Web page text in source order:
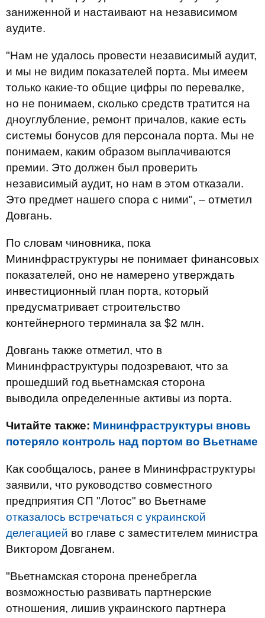
заниженной и настаивают на независимом
аудите.
"Нам не удалось провести независимый аудит,
и мы не видим показателей порта. Мы имеем
только какие-то общие цифры по перевалке,
но не понимаем, сколько средств тратится на
дноуглубление, ремонт причалов, какие есть
системы бонусов для персонала порта. Мы не
понимаем, каким образом выплачиваются
премии. Это должен был проверить
независимый аудит, но нам в этом отказали.
Это предмет нашего спора с ними", – отметил
Довгань.
По словам чиновника, пока
Мининфраструктуры не понимает финансовых
показателей, оно не намерено утверждать
инвестиционный план порта, который
предусматривает строительство
контейнерного терминала за $2 млн.
Довгань также отметил, что в
Мининфраструктуры подозревают, что за
прошедший год вьетнамская сторона
выводила определенные активы из порта.
Читайте также: Мининфраструктуры вновь
потеряло контроль над портом во Вьетнаме
Как сообщалось, ранее в Мининфраструктуры
заявили, что руководство совместного
предприятия СП "Лотос" во Вьетнаме
отказалось встречаться с украинской
делегацией во главе с заместителем министра
Виктором Довганем.
"Вьетнамская сторона пренебрегла
возможностью развивать партнерские
отношения, лишив украинского партнера